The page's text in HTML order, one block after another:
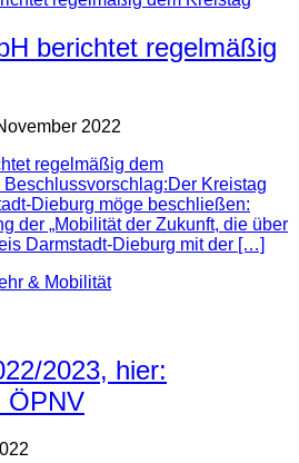
berichtet regelmäßig
2022
regelmäßig dem
Kreistag
Dieburg möge beschließen:
der „Mobilität der Zukunft, die über
Darmstadt-Dieburg mit der […]
& Mobilität
2023, hier:
ÖPNV